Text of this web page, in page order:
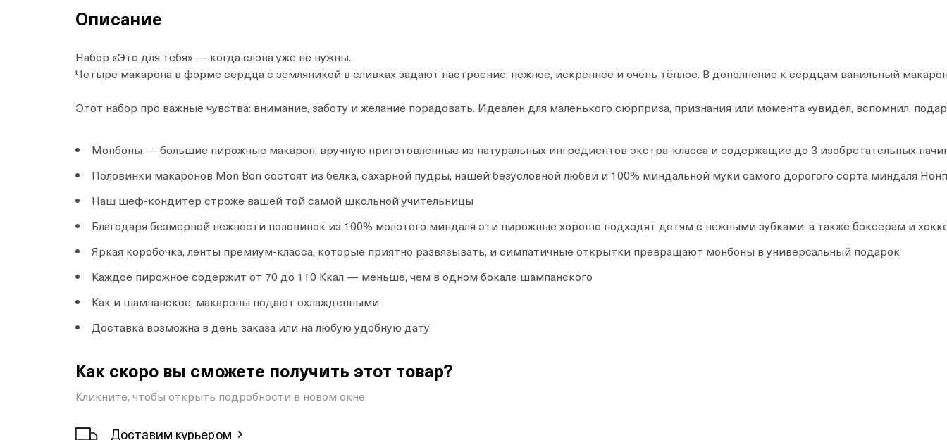
Описание
Набор «Это для тебя» — когда слова уже не нужны.
Четыре макарона в форме сердца с земляникой в сливках задают настроение: нежное, искреннее и очень тёплое. В дополнение к сердцам ванильный
Этот набор про важные чувства: внимание, заботу и желание порадовать. Идеален для маленького сюрприза, признания или момента «увидел, вспомнил,
Монбоны — большие пирожные макарон, вручную приготовленные из натуральных ингредиентов экстра-класса и содержащие до 3 изобретательных
Половинки макаронов Mon Bon состоят из белка, сахарной пудры, нашей безусловной любви и 100% миндальной муки самого дорогого сорта миндаля
Наш шеф-кондитер строже вашей той самой школьной учительницы
Благодаря безмерной нежности половинок из 100% молотого миндаля эти пирожные хорошо подходят детям с нежными зубками, а также боксерам и
Яркая коробочка, ленты премиум-класса, которые приятно развязывать, и симпатичные открытки превращают монбоны в универсальный подарок
Каждое пирожное содержит от 70 до 110 Ккал — меньше, чем в одном бокале шампанского
Как и шампанское, макароны подают охлажденными
Доставка возможна в день заказа или на любую удобную дату
Как скоро вы сможете получить этот товар?
Кликните, чтобы открыть подробности в новом окне
Доставим курьером